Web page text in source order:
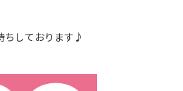
ちしております♪